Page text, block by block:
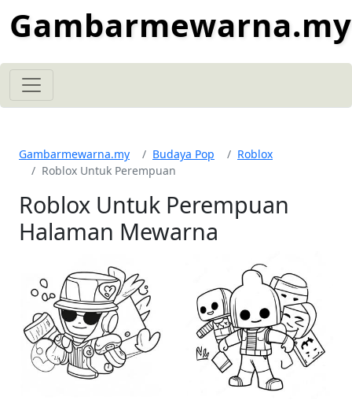
Gambarmewarna.my
Gambarmewarna.my Budaya Pop
Roblox
Roblox Untuk Perempuan
Roblox Untuk Perempuan
Halaman Mewarna